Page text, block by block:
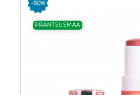
−50%
PRANTSUSMAA